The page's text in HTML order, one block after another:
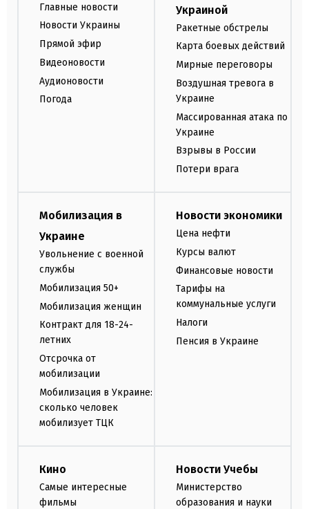
Главные новости
Новости Украины
Прямой эфир
Видеоновости
Аудионовости
Погода
Украиной
Ракетные обстрелы
Карта боевых действий
Мирные переговоры
Воздушная тревога в
Украине
Массированная атака по
Украине
Взрывы в России
Потери врага
Мобилизация в
Украине
Увольнение с военной
службы
Мобилизация 50+
Мобилизация женщин
Контракт для 18-24-
летних
Отсрочка от
мобилизации
Мобилизация в Украине:
сколько человек
мобилизует ТЦК
Новости экономики
Цена нефти
Курсы валют
Финансовые новости
Тарифы на
коммунальные услуги
Налоги
Пенсия в Украине
Кино
Самые интересные
фильмы
Новости Учебы
Министерство
образования и науки